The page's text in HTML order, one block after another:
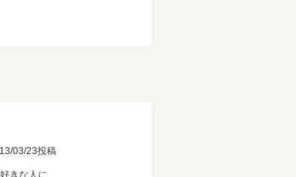
それを見
03/23投稿
きな人に